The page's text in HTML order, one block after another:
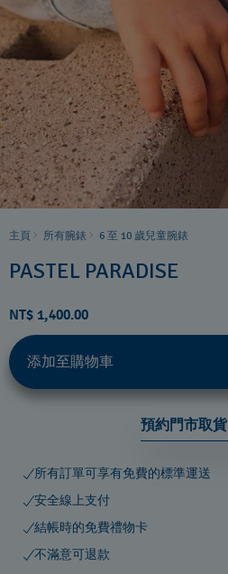
主頁 所有腕錶 6 至 10 歲兒童腕錶
PASTEL PARADISE
NT$ 1,400.00
添加至購物車
預約門市取貨
所有訂單可享有免費的標準運送
安全線上支付
結帳時的免費禮物卡
不滿意可退款